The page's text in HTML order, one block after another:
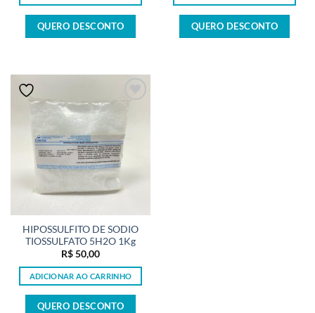
QUERO DESCONTO QUERO DESCONTO
HIPOSSULFITO DE SODIO
TIOSSULFATO 5H2O 1Kg
R$50,00
ADICIONAR AO CARRINHO
QUERO DESCONTO